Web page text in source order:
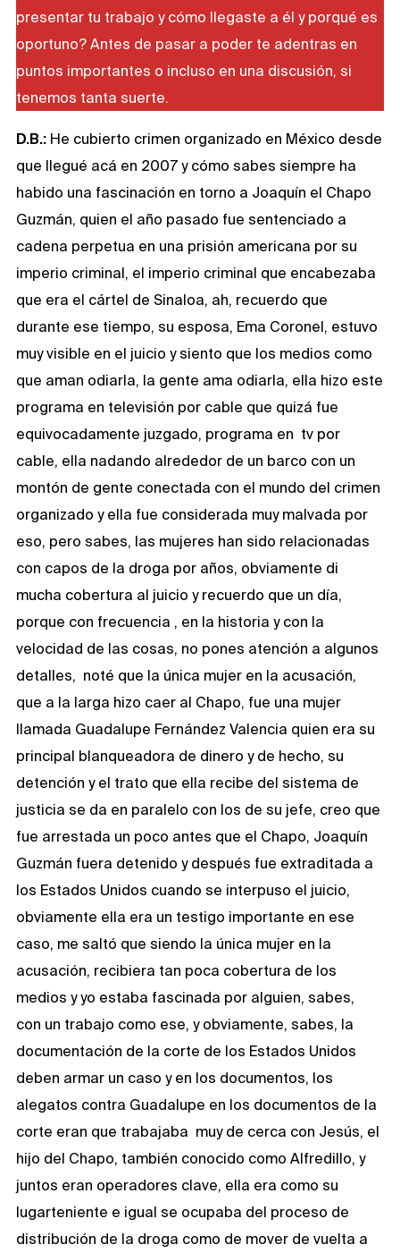
presentar tu trabajo y cómo llegaste a él y porqué es
oportuno? Antes de pasar a poder te adentras en
puntos importantes o incluso en una discusión, si
tenemos tanta suerte.
D.B.: He cubierto crimen organizado en México desde
que llegué acá en 2007 y cómo sabes siempre ha
habido una fascinación en torno a Joaquín el Chapo
Guzmán, quien el año pasado fue sentenciado a
cadena perpetua en una prisión americana por su
imperio criminal, el imperio criminal que encabezaba
que era el cártel de Sinaloa, ah, recuerdo que
durante ese tiempo, su esposa, Ema Coronel, estuvo
muy visible en el juicio y siento que los medios como
que aman odiarla, la gente ama odiarla, ella hizo este
programa en televisión por cable que quizá fue
equivocadamente juzgado, programa en tv por
cable, ella nadando alrededor de un barco con un
montón de gente conectada con el mundo del crimen
organizado y ella fue considerada muy malvada por
eso, pero sabes, las mujeres han sido relacionadas
con capos de la droga por años, obviamente di
mucha cobertura al juicio y recuerdo que un día,
porque con frecuencia , en la historia y con la
velocidad de las cosas, no pones atención a algunos
detalles, noté que la única mujer en la acusación,
que a la larga hizo caer al Chapo, fue una mujer
llamada Guadalupe Fernández Valencia quien era su
principal blanqueadora de dinero y de hecho, su
detención y el trato que ella recibe del sistema de
justicia se da en paralelo con los de su jefe, creo que
fue arrestada un poco antes que el Chapo, Joaquín
Guzmán fuera detenido y después fue extraditada a
los Estados Unidos cuando se interpuso el juicio,
obviamente ella era un testigo importante en ese
caso, me saltó que siendo la única mujer en la
acusación, recibiera tan poca cobertura de los
medios y yo estaba fascinada por alguien, sabes,
con un trabajo como ese, y obviamente, sabes, la
documentación de la corte de los Estados Unidos
deben armar un caso y en los documentos, los
alegatos contra Guadalupe en los documentos de la
corte eran que trabajaba muy de cerca con Jesús, el
hijo del Chapo, también conocido como Alfredillo, y
juntos eran operadores clave, ella era como su
lugarteniente e igual se ocupaba del proceso de
distribución de la droga como de mover de vuelta a